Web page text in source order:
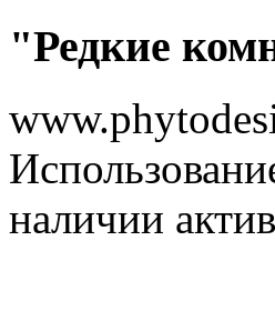
"Редкие
наличии